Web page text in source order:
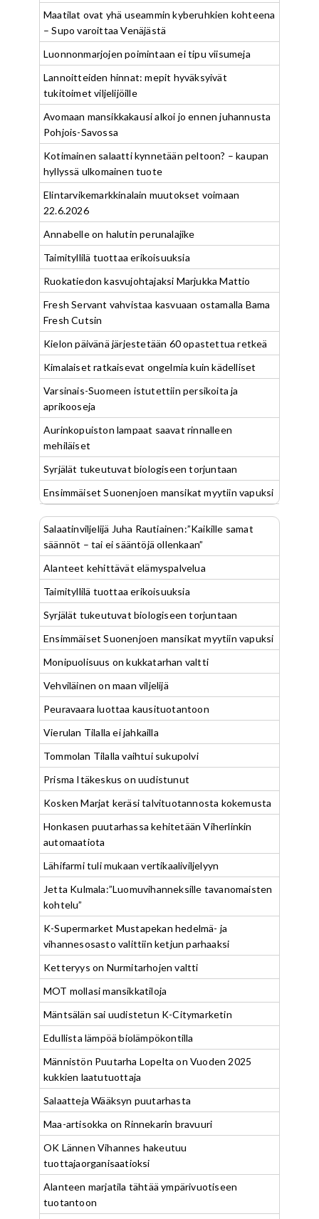
Maatilat ovat yhä useammin kyberuhkien kohteena
– Supo varoittaa Venäjästä
Luonnonmarjojen poimintaan ei tipu viisumeja
Lannoitteiden hinnat: mepit hyväksyivät
tukitoimet viljelijöille
Avomaan mansikkakausi alkoi jo ennen juhannusta
Pohjois-Savossa
Kotimainen salaatti kynnetään peltoon? – kaupan
hyllyssä ulkomainen tuote
Elintarvikemarkkinalain muutokset voimaan
22.6.2026
Annabelle on halutin perunalajike
Taimityllilä tuottaa erikoisuuksia
Ruokatiedon kasvujohtajaksi Marjukka Mattio
Fresh Servant vahvistaa kasvuaan ostamalla Bama
Fresh Cutsin
Kielon päivänä järjestetään 60 opastettua retkeä
Kimalaiset ratkaisevat ongelmia kuin kädelliset
Varsinais-Suomeen istutettiin persikoita ja
aprikooseja
Aurinkopuiston lampaat saavat rinnalleen
mehiläiset
Syrjälät tukeutuvat biologiseen torjuntaan
Ensimmäiset Suonenjoen mansikat myytiin vapuksi
Salaatinviljelijä Juha Rautiainen:”Kaikille samat
säännöt – tai ei sääntöjä ollenkaan”
Alanteet kehittävät elämyspalvelua
Taimityllilä tuottaa erikoisuuksia
Syrjälät tukeutuvat biologiseen torjuntaan
Ensimmäiset Suonenjoen mansikat myytiin vapuksi
Monipuolisuus on kukkatarhan valtti
Vehviläinen on maan viljelijä
Peuravaara luottaa kausituotantoon
Vierulan Tilalla ei jahkailla
Tommolan Tilalla vaihtui sukupolvi
Prisma Itäkeskus on uudistunut
Kosken Marjat keräsi talvituotannosta kokemusta
Honkasen puutarhassa kehitetään Viherlinkin
automaatiota
Lähifarmi tuli mukaan vertikaaliviljelyyn
Jetta Kulmala:”Luomuvihanneksille tavanomaisten
kohtelu”
K-Supermarket Mustapekan hedelmä- ja
vihannesosasto valittiin ketjun parhaaksi
Ketteryys on Nurmitarhojen valtti
MOT mollasi mansikkatiloja
Mäntsälän sai uudistetun K-Citymarketin
Edullista lämpöä biolämpökontilla
Männistön Puutarha Lopelta on Vuoden 2025
kukkien laatutuottaja
Salaatteja Wääksyn puutarhasta
Maa-artisokka on Rinnekarin bravuuri
OK Lännen Vihannes hakeutuu
tuottajaorganisaatioksi
Alanteen marjatila tähtää ympärivuotiseen
tuotantoon